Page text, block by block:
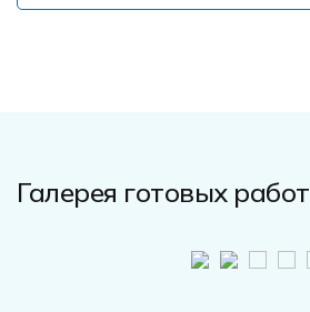
Галерея готовых работ